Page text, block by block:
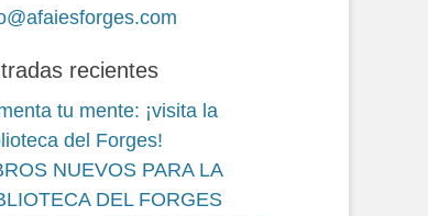
recientes
tu mente: ¡visita la
del Forges!
NUEVOS PARA LA
DEL FORGES